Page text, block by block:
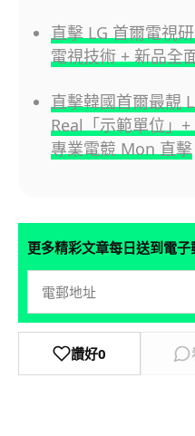
直擊 LG 首爾電視
電視技術 + 新品全
直擊韓國首爾最靚
Real「示範單位」
專業電競 Mon 直擊
更多精彩文章每日送到電子
讚好0